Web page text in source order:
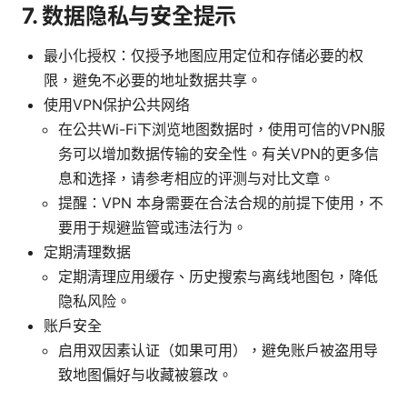
7. 数据隐私与安全提示
最小化授权：仅授予地图应用定位和存储必要的权
限，避免不必要的地址数据共享。
使用VPN保护公共网络
在公共Wi-Fi下浏览地图数据时，使用可信的VPN服
务可以增加数据传输的安全性。有关VPN的更多信
息和选择，请参考相应的评测与对比文章。
提醒：VPN 本身需要在合法合规的前提下使用，不
要用于规避监管或违法行为。
定期清理数据
定期清理应用缓存、历史搜索与离线地图包，降低
隐私风险。
账户安全
启用双因素认证（如果可用），避免账户被盗用导
致地图偏好与收藏被篡改。